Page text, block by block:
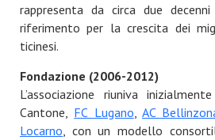
rappresenta da circa due
riferimento per la crescita dei
ticinesi.
Fondazione (2006-2012)
L’associazione riuniva
Cantone, FC Lugano,AC
Locarno, con un modello